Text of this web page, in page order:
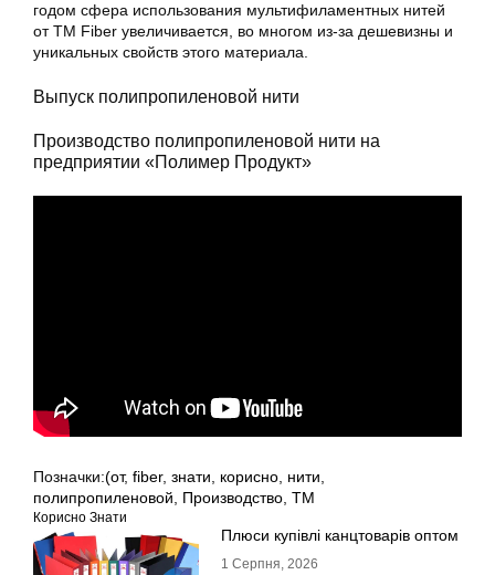
годом сфера использования мультифиламентных нитей
от ТМ Fiber увеличивается, во многом из-за дешевизны и
уникальных свойств этого материала.
Выпуск полипропиленовой нити
Производство полипропиленовой нити на
предприятии «Полимер Продукт»
Позначки:(от, fiber, знати корисно нити
полипропиленовой
Производство ТМ
Корисно Знати
Плюси купівлі канцтоварів оптом
1 Серпня, 2026